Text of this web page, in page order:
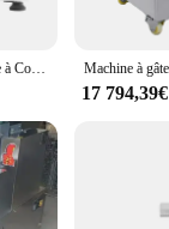
Machine à Gâteaux Électrique à Contrôle Intelligent, Appareil existent
17 794,39€